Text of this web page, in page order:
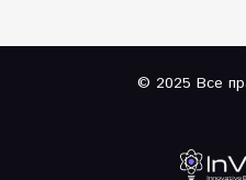
© 2025 Все